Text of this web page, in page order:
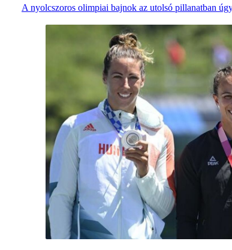
A nyolcszoros olimpiai bajnok az utolsó pillanatban